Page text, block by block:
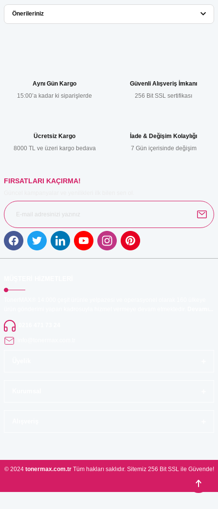
Bu ürüne ilk yorumu siz yapın!
Önerileriniz
Ürün resmi kalitesiz, bozuk veya görüntülenemiyor.
Ürün fiyatı diğer sitelerden daha pahalı.
Aynı Gün Kargo
15:00’a kadar ki siparişlerde
Güvenli Alışveriş İmkanı
256 Bit SSL sertifikası
Ücretsiz Kargo
8000 TL ve üzeri kargo bedava
İade & Değişim Kolaylığı
7 Gün içerisinde değişim
FIRSATLARI KAÇIRMA!
© 2024 tonermax.com.trTüm hakları saklıdır. Sitemiz 256 Bit SSL ile Güvende!